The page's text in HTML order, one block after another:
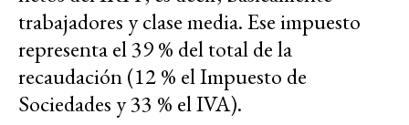
trabajadores y clase media. Ese impuesto
representa el 39 % del total de la
recaudación (12 % el Impuesto de
Sociedades y 33 % el IVA).